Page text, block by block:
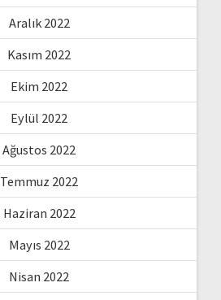
Aralık 2022
Kasım 2022
Ekim 2022
Eylül 2022
Ağustos 2022
Temmuz 2022
Haziran 2022
Mayıs 2022
Nisan 2022